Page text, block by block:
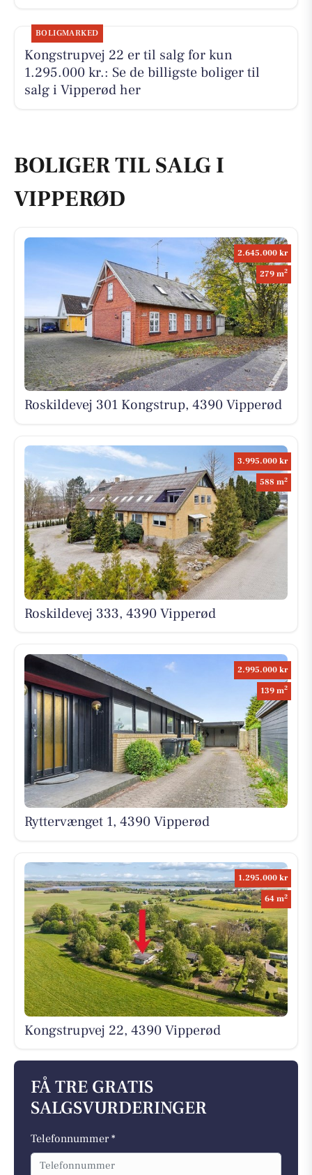
BOLIGMARKED
Kongstrupvej 22 er til salg for kun
1.295.000 kr.: Se de billigste boliger til
salg i Vipperød her
BOLIGER TIL SALG I
VIPPERØD
2.645.000 kr
279 m2
Roskildevej 301 Kongstrup, 4390 Vipperød
3.995.000 kr
588 m2
Roskildevej 333, 4390 Vipperød
2.995.000 kr
139 m2
Ryttervænget 1, 4390 Vipperød
1.295.000 kr
64 m2
Kongstrupvej 22, 4390 Vipperød
FÅ TRE GRATIS
SALGSVURDERINGER
Telefonnummer *